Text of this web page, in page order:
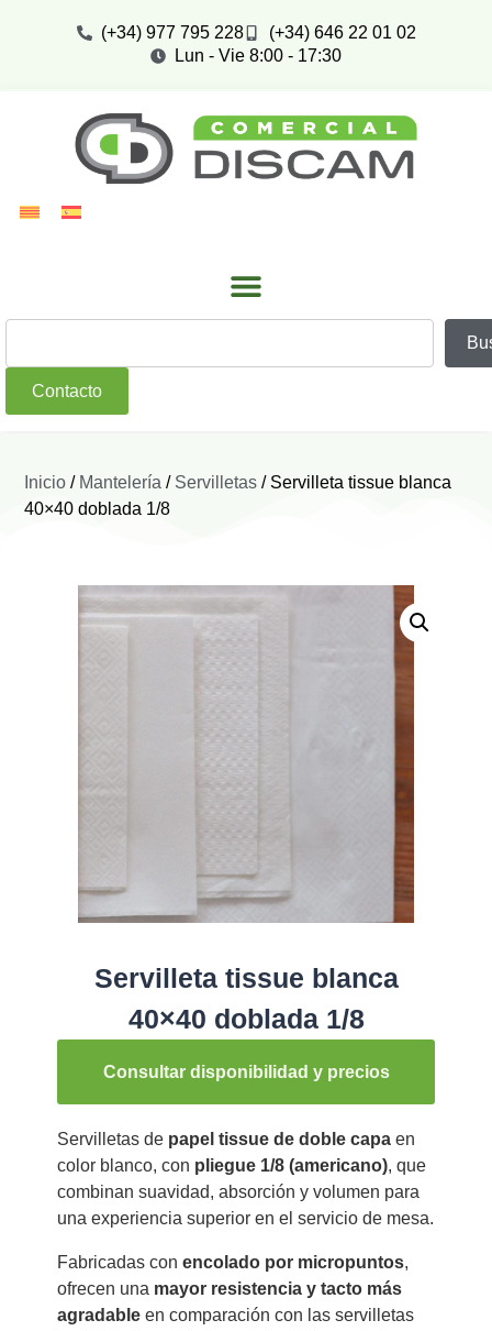
(+34) 977 795 228
(+34) 646 22 01 02
Lun - Vie 8:00 - 17:30
Contacto
Inicio / Mantelería / Servilletas / Servilleta tissue blanca
40×40 doblada 1/8
Servilleta tissue blanca
40×40 doblada 1/8
Consultar disponibilidad y precios
Servilletas de papel tissue de doble capaen
color blanco, con pliegue 1/8 (americano), que
combinan suavidad, absorción y volumen para
una experiencia superior en el servicio de mesa.
Fabricadas con encolado por micropuntos,
ofrecen una mayor resistencia y tacto más
agradableen comparación con las servilletas